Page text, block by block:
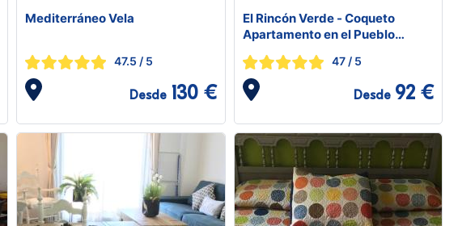
Mediterráneo Vela
47.5 / 5
Desde 130 €
El Rincón Verde - Coqueto
Apartamento en el Pueblo
47/ 5
Desde 92 €